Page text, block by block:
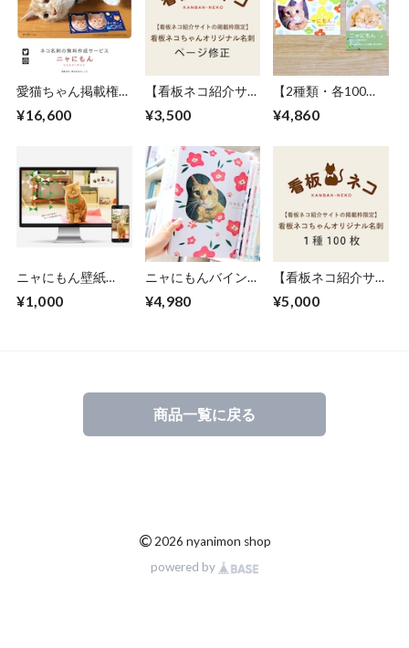
愛猫ちゃん掲載権
成サービス『ニャに
1年以上）
¥16,600
【看板ネコ紹介サイ
板ネコちゃんページ
¥3,500
【2種類・各100
リジナル名刺（ニャ
¥4,860
ニャにもん壁紙
用）
¥1,000
ニャにもんバインダ
ン用）
¥4,980
【看板ネコ紹介サイ
種類・100枚】看板
¥5,000
商品一覧に戻る
© 2026 nyanimon shop
powered by